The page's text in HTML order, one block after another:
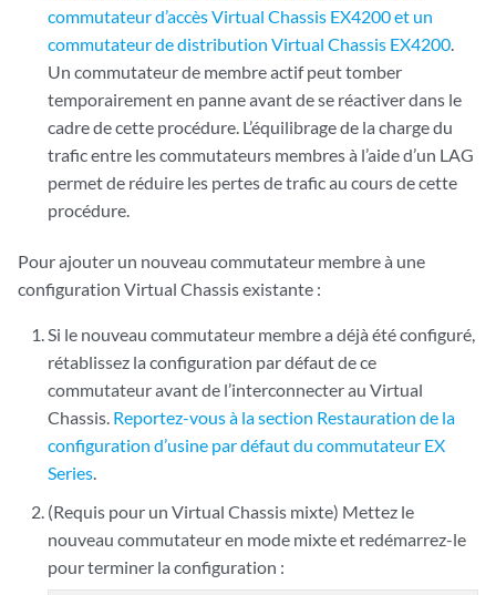
commutateur d’accès Virtual Chassis EX4200 et un
commutateur de distribution Virtual Chassis EX4200.
Un commutateur de membre actif peut tomber
temporairement en panne avant de se réactiver dans le
cadre de cette procédure. L’équilibrage de la charge du
trafic entre les commutateurs membres à l’aide d’un LAG
permet de réduire les pertes de trafic au cours de cette
procédure.
Pour ajouter un nouveau commutateur membre à une
configuration Virtual Chassis existante :
Si le nouveau commutateur membre a déjà été configuré,
rétablissez la configuration par défaut de ce
commutateur avant de l’interconnecter au Virtual
Chassis. Reportez-vous à la section Restauration de la
configuration d’usine par défaut du commutateur EX
Series.
(Requis pour un Virtual Chassis mixte) Mettez le
nouveau commutateur en mode mixte et redémarrez-le
pour terminer la configuration :